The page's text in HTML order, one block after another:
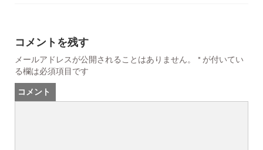
コメントを残す
メールアドレスが公開されることはありません。 *が付いてい
る欄は必須項目です
コメント